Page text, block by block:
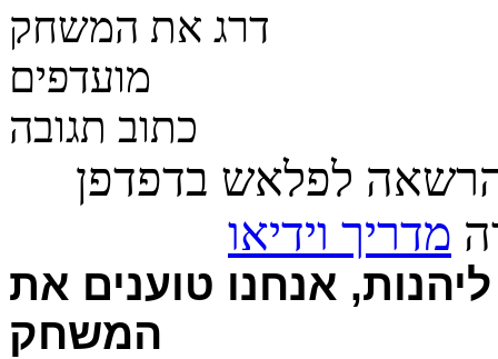
דרג את המשחק
מועדפים
כתוב תגובה
לפלאש בדפדפן
מדריך וידיאו
אנחנו טוענים את
המשחק